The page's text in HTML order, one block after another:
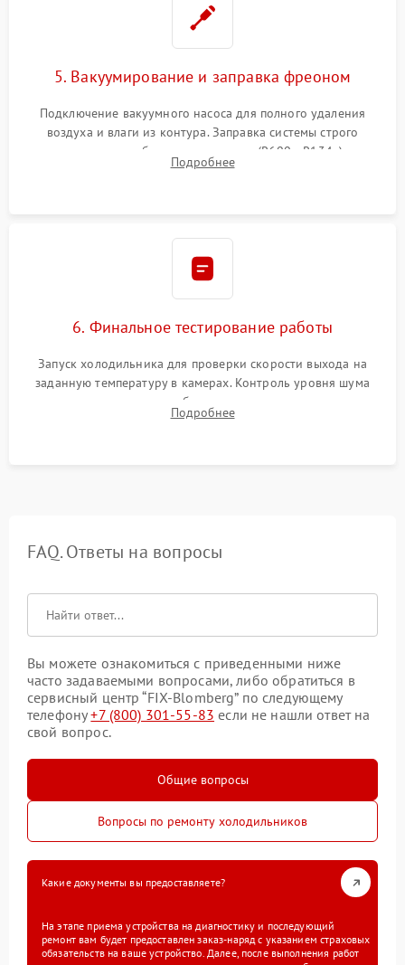
5. Вакуумирование и заправка фреоном
Подключение вакуумного насоса для полного удаления
воздуха и влаги из контура. Заправка системы строго
дозированным объемом хладагента (R600a, R134a) по
электронным весам. Контроль рабочего давления в системе.
Подробнее
6. Финальное тестирование работы
Запуск холодильника для проверки скорости выхода на
заданную температуру в камерах. Контроль уровня шума
компрессора, отсутствия обмерзания стенок и корректного
срабатывания системы автоматической оттайки.
Подробнее
FAQ. Ответы на вопросы
Вы можете ознакомиться с приведенными ниже
часто задаваемыми вопросами, либо обратиться в
сервисный центр “FIX-Blomberg” по следующему
телефону+7 (800) 301-55-83 если не нашли ответ на
свой вопрос.
Общие вопросы
Вопросы по ремонту холодильников
Какие документы вы предоставляете?
На этапе приема устройства на диагностику и последующий
ремонт вам будет предоставлен заказ-наряд с указанием страховых
обязательств на ваше устройство. Далее, после выполнения работ